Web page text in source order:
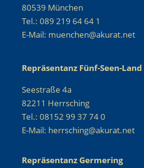
80539 München
Tel.: 089 219 64 64 1
E-Mail: muenchen@akurat.net
Repräsentanz Fünf-Seen-Land
Seestraße 4a
82211 Herrsching
Tel.: 08152 99 37 74 0
E-Mail: herrsching@akurat.net
Repräsentanz Germering